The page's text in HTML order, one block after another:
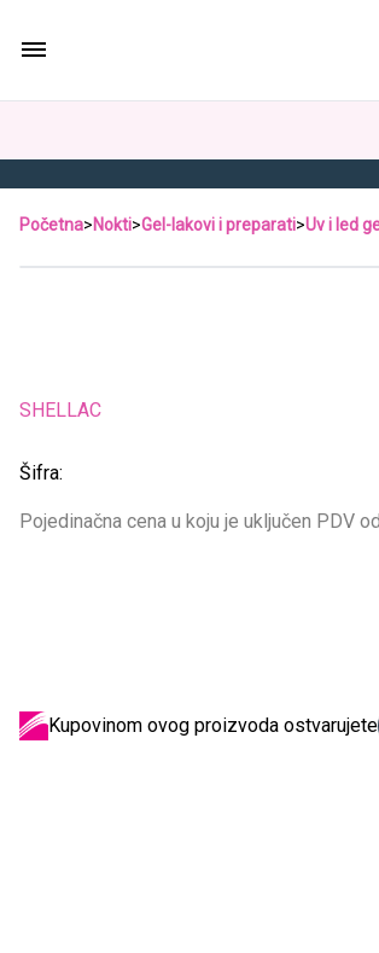
Početna>Nokti>Gel-lakovi i preparati>Uv i led
SHELLAC
Šifra:
Pojedinačna cena u koju je uključen PDV
Kupovinom ovog proizvoda ostvarujete